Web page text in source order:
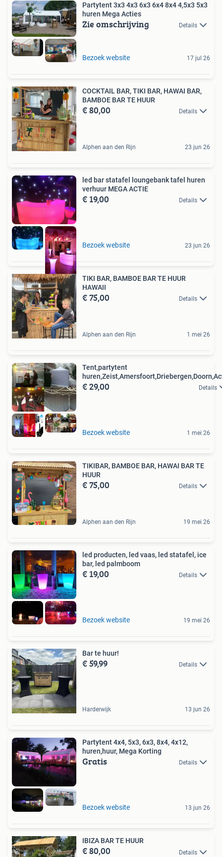
Partytent 3x3 4x3 6x3 6x4 8x4 4,5x3 5x3
huren Mega Acties
Zie omschrijving Details
Bezoek website 17 jul 26
COCKTAIL BAR, TIKI BAR, HAWAI BAR,
BAMBOE BAR TE HUUR
€ 80,00 Details
Alphen aan den Rijn 23 jun 26
led bar statafel loungebank tafel huren
verhuur MEGA ACTIE
€ 19,00 Details
Bezoek website 23 jun 26
TIKI BAR, BAMBOE BAR TE HUUR
HAWAII
€ 75,00 Details
Alphen aan den Rijn 1 mei 26
Tent,partytent
€ 29,00 Details
Bezoek website 1 mei 26
TIKIBAR, BAMBOE BAR, HAWAI BAR TE
HUUR
€ 75,00 Details
Alphen aan den Rijn 19 mei 26
led producten, led vaas, led statafel, ice
bar, led palmboom
€ 19,00 Details
Bezoek website 19 mei 26
Bar te huur!
€ 59,99 Details
Harderwijk 13 jun 26
Partytent 4x4, 5x3, 6x3, 8x4, 4x12,
huren,huur, Mega Korting
Gratis Details
Bezoek website 13 jun 26
IBIZA BAR TE HUUR
€ 80,00 Details